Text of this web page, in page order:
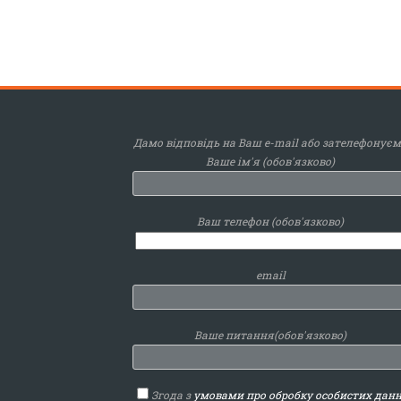
Дамо відповідь на Ваш e-mail або
Ваше ім'я (обов'язково)
Ваш телефон (обов'язково)
email
Ваше питання(обов'язково)
Згода зумовами про обробку особистих